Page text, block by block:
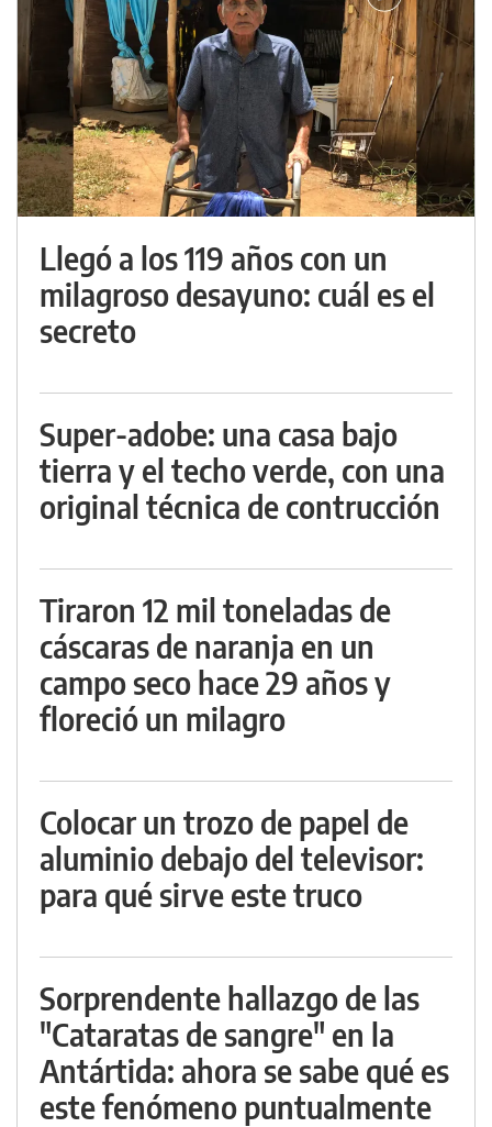
Llegó a los 119 años con un
milagroso desayuno: cuál es el
secreto
Super-adobe: una casa bajo
tierra y el techo verde, con una
original técnica de contrucción
Tiraron 12 mil toneladas de
cáscaras de naranja en un
campo seco hace 29 años y
floreció un milagro
Colocar un trozo de papel de
aluminio debajo del televisor:
para qué sirve este truco
Sorprendente hallazgo de las
"Cataratas de sangre" en la
Antártida: ahora se sabe qué es
este fenómeno puntualmente